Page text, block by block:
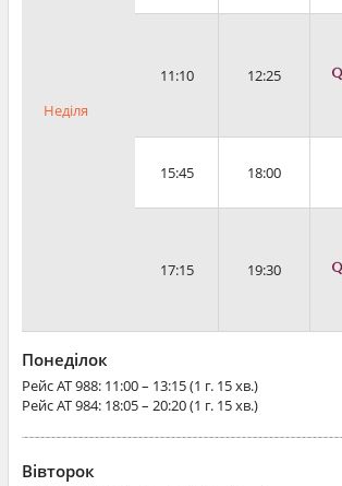
Неділя
11:10 12:25
15:45 18:00
17:15 19:30
Понеділок
РейсAT 988: 11:00 – 13:15 (1 г. 15 хв.)
РейсAT 984: 18:05 – 20:20 (1 г. 15 хв.)
Вівторок